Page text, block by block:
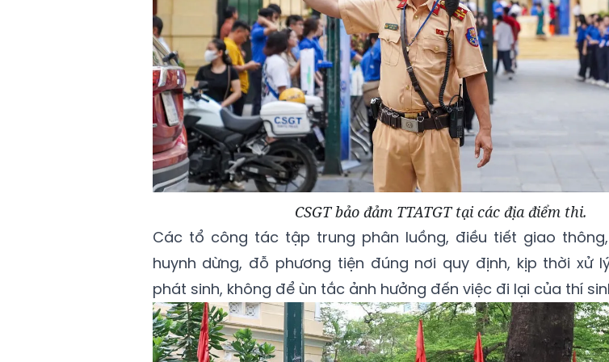
CSGT bảo đảm TTATGT tại các địa điểm thi.
Các tổ công tác tập trung phân luồng, điều tiết giao
huynh dừng, đỗ phương tiện đúng nơi quy định, kịp thời xử
phát sinh, không để ùn tắc ảnh hưởng đến việc đi lại của thí